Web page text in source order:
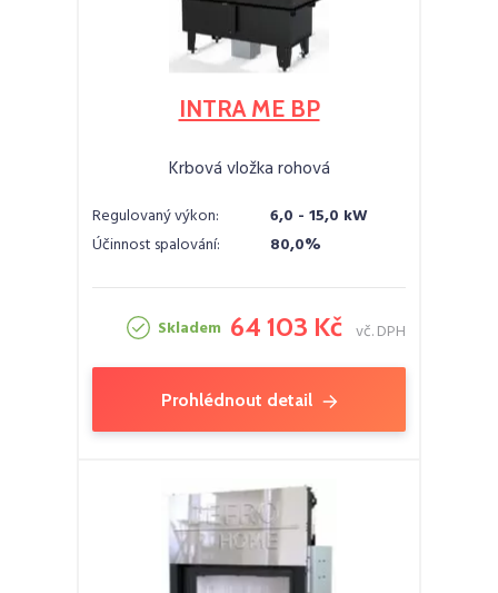
INTRA ME BP
Krbová vložka rohová
Regulovaný výkon:
6,0 - 15,0 kW
Účinnost spalování:
80,0%
Skladem 64 103 Kč vč. DPH
Prohlédnout detail